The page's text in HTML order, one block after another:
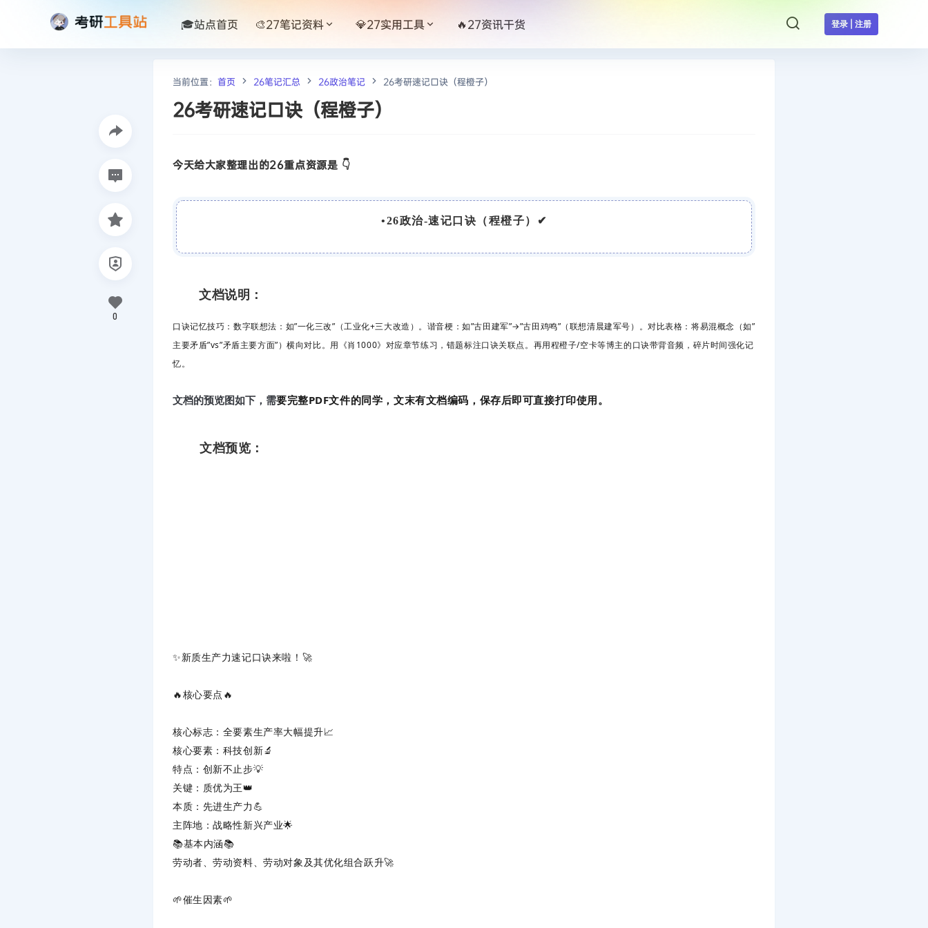
登录 | 注册
🎓站点首页 🎨27笔记资料 💎27实用工具 🔥27资讯干货
当前位置： 首页 26笔记汇总 26政治笔记 26考研速记口诀（程橙子）
26考研速记口诀（程橙子）
今天给大家整理出的26重点资源是 👇
•26政治-速记口诀（程橙子） ✔
文档说明：
口诀记忆技巧：数字联想法 ：如”一化三改”（工业化+三大改造）。谐音梗 ：如”古田建军”→”古田鸡鸣”（联想清晨建军号）。对比表格 ：将易混概念（如”
主要矛盾”vs”矛盾主要方面”）横向对比。 用《肖1000》对应章节练习，错题标注口诀关联点。再用程橙子/空卡等博主的口诀带背音频，碎片时间强化记
忆。
文档的预览图如下，需要完整PDF文件的同学，文末有文档编码，保存后即可直接打印使用。
文档预览：
✨新质生产力速记口诀来啦！🚀
🔥‌核心要点 ‌🔥
核心标志 ‌：全要素生产率大幅提升📈
核心要素 ‌：科技创新🔬
特点 ‌：创新不止步💡
关键 ‌：质优为王👑
本质 ‌：先进生产力💪
主阵地 ‌：战略性新兴产业🌟
📚‌基本内涵‌📚
劳动者、劳动资料、劳动对象及其优化组合跃升🚀
🌱‌催生因素‌🌱
0